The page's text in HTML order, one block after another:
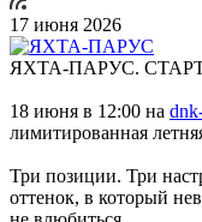
17 июня 2026
ЯХТА-ПАРУС.
18 июня в 12:00 на
лимитированная
Три позиции. Три
оттенок, в который